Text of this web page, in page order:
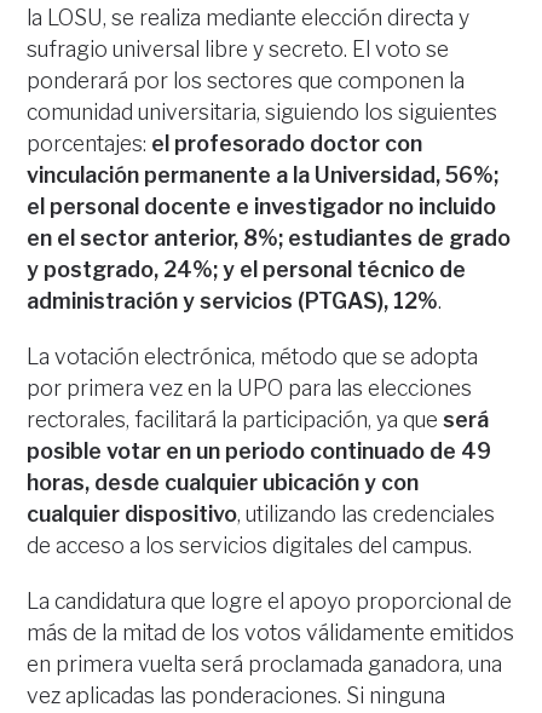
la LOSU, se realiza mediante elección directa y
sufragio universal libre y secreto. El voto se
ponderará por los sectores que componen la
comunidad universitaria, siguiendo los siguientes
porcentajes: el profesorado doctor con
vinculación permanente a la Universidad, 56%;
el personal docente e investigador no incluido
en el sector anterior, 8%; estudiantes de grado
y postgrado, 24%; y el personal técnico de
administración y servicios (PTGAS), 12%.
La votación electrónica, método que se adopta
por primera vez en la UPO para las elecciones
rectorales, facilitará la participación, ya queserá
posible votar en un periodo continuado de 49
horas, desde cualquier ubicación y con
cualquier dispositivo, utilizando las credenciales
de acceso a los servicios digitales del campus.
La candidatura que logre el apoyo proporcional de
más de la mitad de los votos válidamente emitidos
en primera vuelta será proclamada ganadora, una
vez aplicadas las ponderaciones. Si ninguna